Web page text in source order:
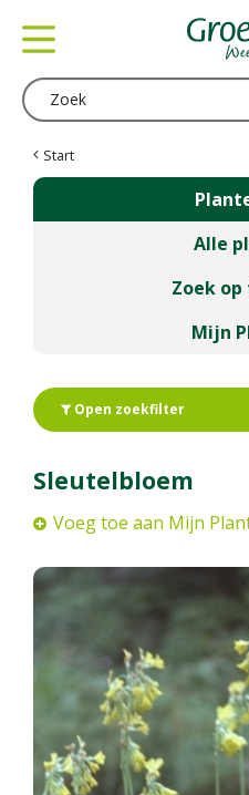
Start
Alle
Zoek
Mijn
Open zoekfilter
Sleutelbloem
Voeg toe aan Mijn